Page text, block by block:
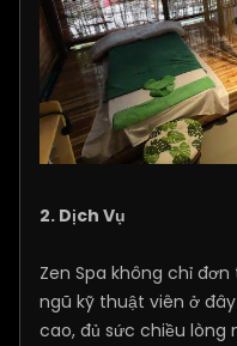
2. Dịch Vụ
Zen Spa không chỉ
ngũ kỹ thuật viên ở
cao, đủ sức chiều lòng